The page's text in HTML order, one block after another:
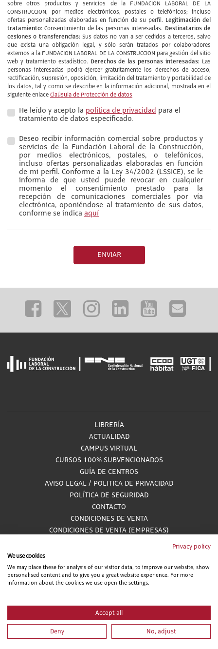
sobre otros productos y servicios de la FUNDACION LABORAL DE LA
CONSTRUCCION, por medios electrónicos, postales o telefónicos; incluso
ofertas personalizadas elaboradas en función de su perfil. Legitimación del
tratamiento: Consentimiento de las personas interesadas. Destinatarios de
cesiones o transferencias: Sus datos no van a ser cedidos a terceros, salvo
que exista una obligación legal, y sólo serán tratados por colaboradores
externos a la FUNDACION LABORAL DE LA CONSTRUCCION para gestión del sitio
web y tratamiento estadístico. Derechos de las personas interesadas: Las
personas interesadas podrá ejercer gratuitamente los derechos de acceso,
rectificación, supresión, oposición, limitación del tratamiento y portabilidad de
los datos, tal y como se describe en la información adicional, mostrada en el
siguiente enlace Claúsula de Protección de datos
He leído y acepto la política de privacidad para el
tratamiento de datos especificado.
Deseo recibir información comercial sobre productos y
servicios de la Fundación Laboral de la Construcción,
por medios electrónicos, postales, o telefónicos,
incluso ofertas personalizadas elaboradas en función
de mi perfil. Conforme a la Ley 34/2002 (LSSICE), se le
informa de que usted puede revocar en cualquier
momento el consentimiento prestado para la
recepción de comunicaciones comerciales por vía
electrónica, oponiéndose al tratamiento de sus datos,
conforme se indica aquí
ENVIAR
LIBRERÍA
ACTUALIDAD
CAMPUS VIRTUAL
CURSOS 100% SUBVENCIONADOS
GUÍA DE CENTROS
AVISO LEGAL / POLITICA DE PRIVACIDAD
POLÍTICA DE SEGURIDAD
CONTACTO
CONDICIONES DE VENTA
CONDICIONES DE VENTA (EMPRESAS)
ALCANCE GESTIÓN DE DOCUMENTACIÓN
900 81 33 55
Teléfono gratuito atendido por asesores especializados L-V 8:00 - 15:00
Privacy policy
We use cookies
We may place these for analysis of our visitor data, to improve our website, show
personalised content and to give you a great website experience. For more
information about the cookies we use open the settings.
Accept all
Deny No, adjust